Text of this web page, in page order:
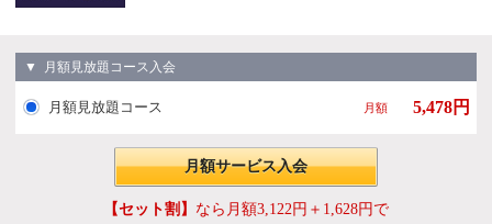
▼ 月額見放題コース入会
月額見放題コース 月額 5,478円
月額サービス入会
【セット割】 なら月額3,122円＋1,628円で